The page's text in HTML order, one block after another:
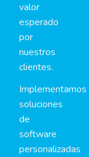
valor
esperado
por
nuestros
clientes.
Implementamos
soluciones
de
software
personalizadas